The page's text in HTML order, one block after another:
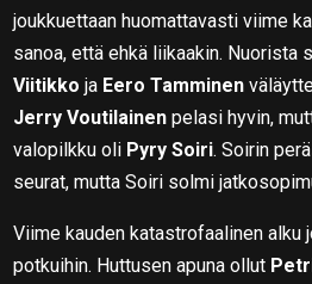
joukkuettaan huomattavasti viime
sanoa, että ehkä liikaakin. Nuorista
Viitikko ja Eero Tamminen
Jerry Voutilainen pelasi hyvin,
valopilkku oli Pyry Soiri. Soirin
seurat, mutta Soiri solmi
Viime kauden katastrofaalinen alku
potkuihin. Huttusen apuna ollut